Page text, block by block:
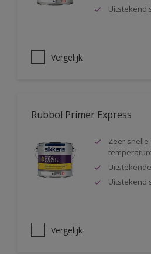
Uitstekend
Vergelijk
Rubbol Primer Express
Zeer snelle
Uitstekend
Vergelijk